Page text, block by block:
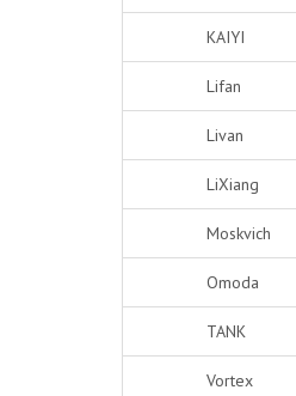
KAIYI
Lifan
Livan
LiXiang
Moskvich
Omoda
TANK
Vortex